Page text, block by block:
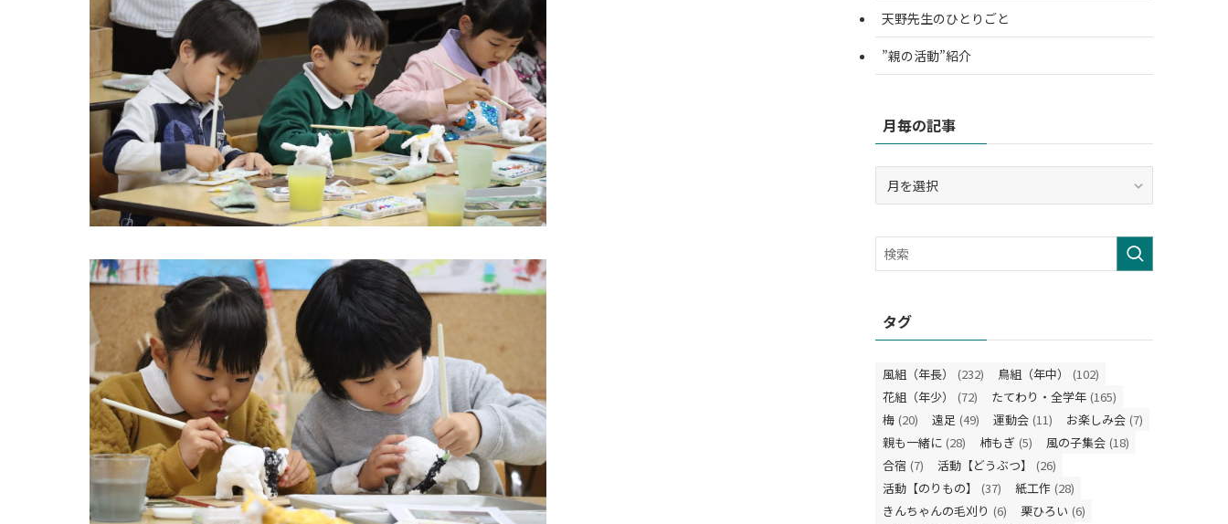
天野先生のひとりごと
”親の活動”紹介
月毎の記事
記
事
タグ
風組（年長） (232) 鳥組（年中）
(102)
花組（年少）
(72) たてわり・全学年 (165)
梅 (20) 遠足 (49) 運動会 (11) お楽しみ会 (7)
親も一緒に (28) 柿もぎ (5) 風の子集会 (18)
合宿 (7) 活動【どうぶつ】
(26)
活動【のりもの】
(37) 紙工作 (28)
きんちゃんの毛刈り (6) 栗ひろい (6)